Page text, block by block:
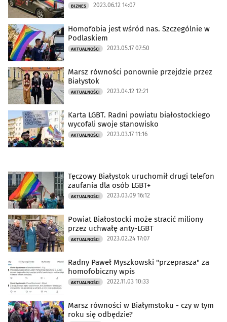
BIZNES 2023.06.12 14:07
Homofobia jest wśród nas. Szczególnie w
Podlaskiem
AKTUALNOŚCI 2023.05.17 07:50
Marsz równości ponownie przejdzie przez
Białystok
AKTUALNOŚCI 2023.04.12 12:21
Karta LGBT. Radni powiatu białostockiego
wycofali swoje stanowisko
AKTUALNOŚCI 2023.03.17 11:16
Tęczowy Białystok uruchomił drugi telefon
zaufania dla osób LGBT+
AKTUALNOŚCI 2023.03.09 16:12
Powiat Białostocki może stracić miliony
przez uchwałę anty-LGBT
AKTUALNOŚCI 2023.02.24 17:07
Radny Paweł Myszkowski "przeprasza" za
homofobiczny wpis
AKTUALNOŚCI 2022.11.03 10:33
Marsz równości w Białymstoku - czy w tym
roku się odbędzie?